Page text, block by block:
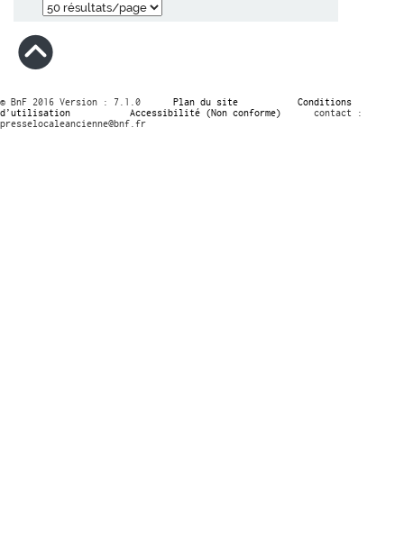
© BnF 2016 Version : 7.1.0 Plan du site
Conditions
d’utilisation
Accessibilité (Non conforme)
contact :
presselocaleancienne@bnf.fr